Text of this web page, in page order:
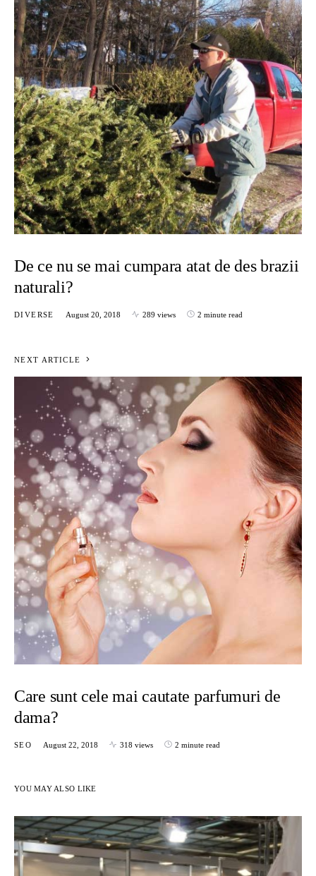
De ce nu se mai cumpara atat de des brazii
naturali?
DIVERSE August 20, 2018 289 views 2 minute read
NEXT ARTICLE
Care sunt cele mai cautate parfumuri de
dama?
SEO August 22, 2018 318 views 2 minute read
YOU MAY ALSO LIKE